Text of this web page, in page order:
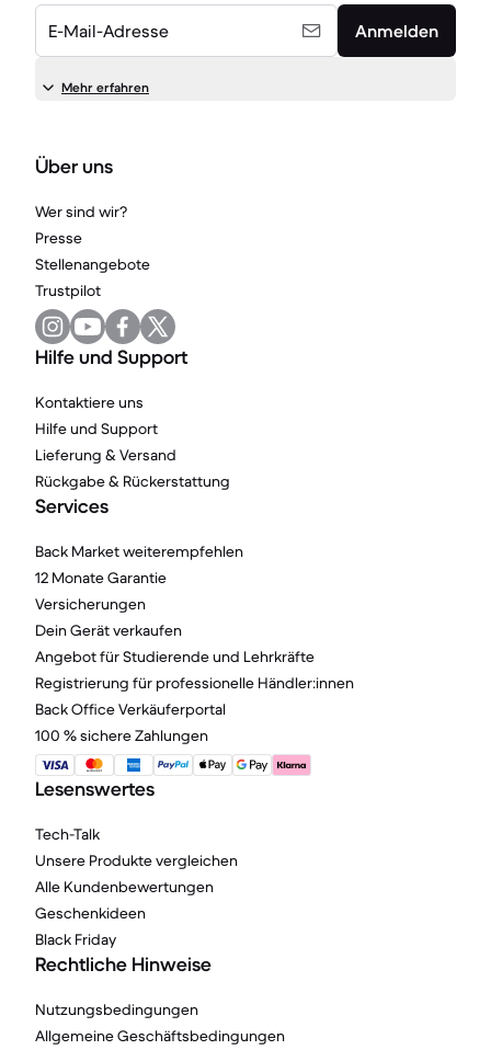
E-Mail-Adresse Anmelden
Mehr erfahren
Über uns
Wer sind wir?
Presse
Stellenangebote
Trustpilot
Hilfe und Support
Kontaktiere uns
Hilfe und Support
Lieferung & Versand
Rückgabe & Rückerstattung
Services
Back Market weiterempfehlen
12 Monate Garantie
Versicherungen
Dein Gerät verkaufen
Angebot für Studierende und Lehrkräfte
Registrierung für professionelle Händler:innen
Back Office Verkäuferportal
100 % sichere Zahlungen
Lesenswertes
Tech-Talk
Unsere Produkte vergleichen
Alle Kundenbewertungen
Geschenkideen
Black Friday
Rechtliche Hinweise
Nutzungsbedingungen
Allgemeine Geschäftsbedingungen